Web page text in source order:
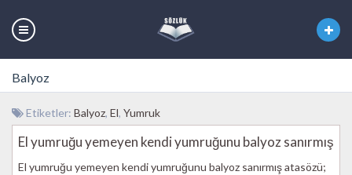
Balyoz
Etiketler: Balyoz, El, Yumruk
El yumruğu yemeyen kendi yumruğunu balyoz sanırmış
El yumruğu yemeyen kendi yumruğunu balyoz sanırmış atasözü;